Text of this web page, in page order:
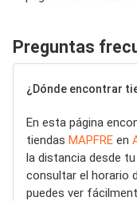
Preguntas
¿Dónde encontrar
En esta página
tiendas MAPFRE en
la distancia desde
consultar el horario
puedes ver